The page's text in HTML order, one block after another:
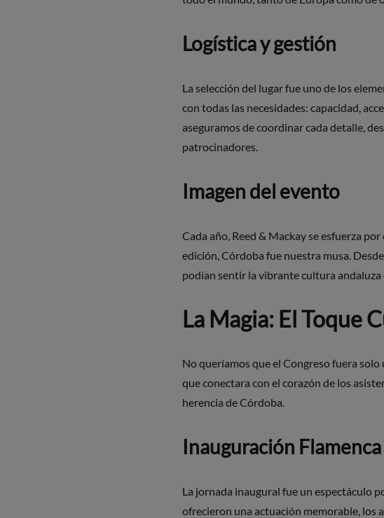
Logística y gestión
La selección del lugar fue uno de los
con todas las necesidades: capacidad,
aseguramos de coordinar cada detalle,
patrocinadores.
Imagen del evento
Cada año, Reed & Mackay se esfuerza
edición, Córdoba fue nuestra musa.
podían sentir la vibrante cultura andaluza
La Magia: El Toque
No queríamos que el Congreso fuera
que conectara con el corazón de los
herencia de Córdoba.
Inauguración Flamenca
La jornada inaugural fue un espectáculo
ofrecieron una actuación memorable, los